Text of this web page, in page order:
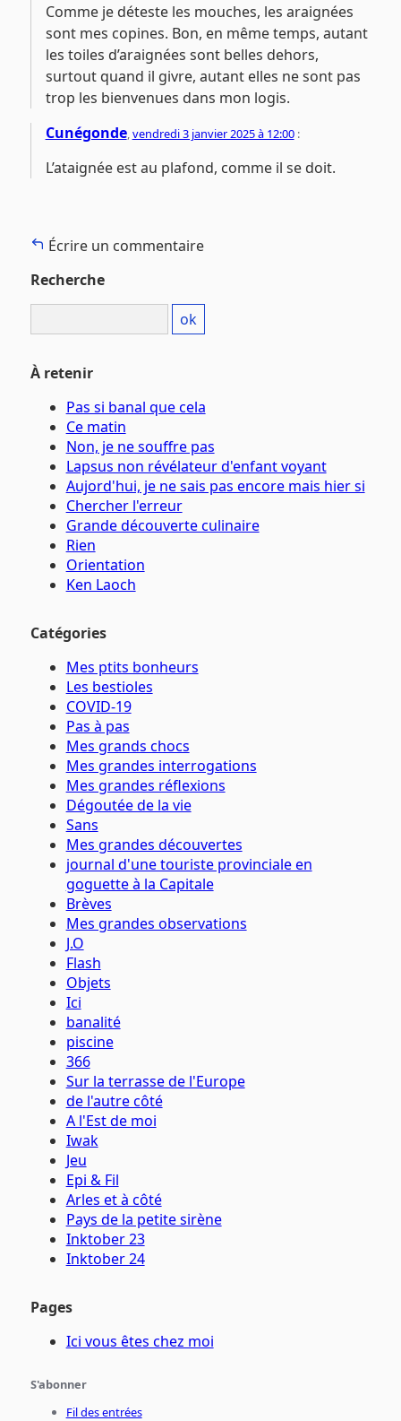
Comme je déteste les mouches, les araignées
sont mes copines. Bon, en même temps, autant
les toiles d’araignées sont belles dehors,
surtout quand il givre, autant elles ne sont pas
trop les bienvenues dans mon logis.
Cunégonde, vendredi 3 janvier 2025 à 12:00:
L’ataignée est au plafond, comme il se doit.
Écrire un commentaire
Recherche
À retenir
Pas si banal que cela
Ce matin
Non, je ne souffre pas
Lapsus non révélateur d'enfant voyant
Aujord'hui, je ne sais pas encore mais hier si
Chercher l'erreur
Grande découverte culinaire
Rien
Orientation
Ken Laoch
Catégories
Mes ptits bonheurs
Les bestioles
COVID-19
Pas à pas
Mes grands chocs
Mes grandes interrogations
Mes grandes réflexions
Dégoutée de la vie
Sans
Mes grandes découvertes
journal d'une touriste provinciale en
goguette à la Capitale
Brèves
Mes grandes observations
J.O
Flash
Objets
Ici
banalité
piscine
366
Sur la terrasse de l'Europe
de l'autre côté
A l'Est de moi
Iwak
Jeu
Epi & Fil
Arles et à côté
Pays de la petite sirène
Inktober 23
Inktober 24
Pages
Ici vous êtes chez moi
S'abonner
Fil des entrées